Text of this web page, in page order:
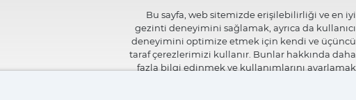
Bu sayfa, web sitemizde erişilebilirliği ve en iyi
gezinti deneyimini sağlamak, ayrıca da kullanıcı
deneyimini optimize etmek için kendi ve üçüncü
taraf çerezlerimizi kullanır. Bunlar hakkında daha
fazla bilgi edinmek ve kullanımlarını ayarlamak